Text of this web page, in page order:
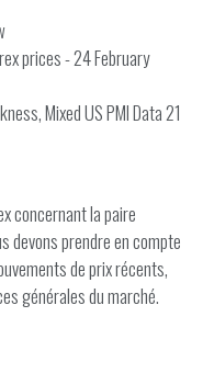
prices - 24 February
Mixed US PMI Data 21
concernant la paire
devons prendre en compte
de prix récents,
générales du marché.